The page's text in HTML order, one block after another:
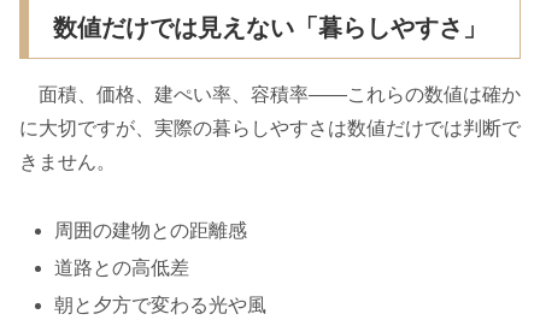
数値だけでは見えない「暮らしやすさ」
面積、価格、建ぺい率、容積率――これらの数値は確か
に大切ですが、実際の暮らしやすさは数値だけでは判断で
きません。
周囲の建物との距離感
道路との高低差
朝と夕方で変わる光や風